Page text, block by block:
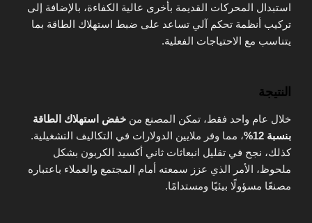
استبدال المحركات القديمة بأخرى عالية الكفاءة، بالإضافة إلى
تركيب أنظمة تحكم آلي تساعد على ضبط استهلاك الطاقة بما
يتناسب مع الاحتياجات الفعلية.
النتيجة
خلال عام واحد فقط، تمكن المصنع من خفض استهلاك الطاقة
بنسبة 12%
، مما وفر ملايين الدولارات في التكاليف التشغيلية.
كذلك، نجح في تقليل انبعاثات ثاني أكسيد الكربون بشكل
ملحوظ، الأمر الذي عزز سمعته أمام المجتمع والعملاء باعتباره
مصنعًا مسؤولًا بيئيًا ومستدامًا.